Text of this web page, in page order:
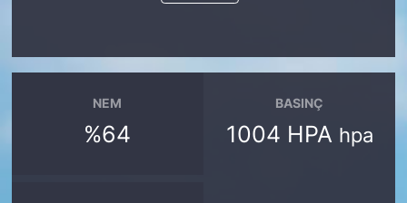
NEM
%64
BASINÇ
1004 HPA hpa